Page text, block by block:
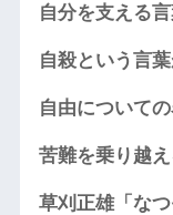
自分を支える
自殺という言
自由について
苦難を乗り越
草刈正雄「な